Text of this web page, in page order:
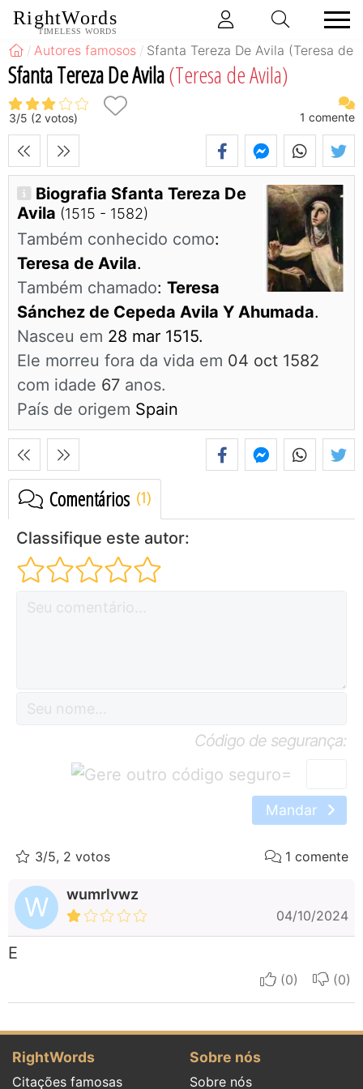
RightWords
TIMELESS WORDS
Autores famosos Sfanta Tereza De Avila (Teresa de
Sfanta Tereza De Avila(Teresa de Avila)
3/5 (2 votos) 1 comente
Biografia Sfanta Tereza De
Avila (1515 - 1582)
Também conhecido como:
Teresa de Avila.
Também chamado: Teresa
Sánchez de Cepeda Avila Y Ahumada.
Nasceu em 28 mar 1515.
Ele morreu fora da vida em 04 oct 1582
com idade 67 anos.
País de origem Spain
Comentários
Classifique este autor:
Código de segurança:
=
Mandar
3/5, 2 votos 1 comente
W wumrlvwz
04/10/2024
E
I apreciate
I
RightWords
Citações famosas
Sobre nós
Sobre nós